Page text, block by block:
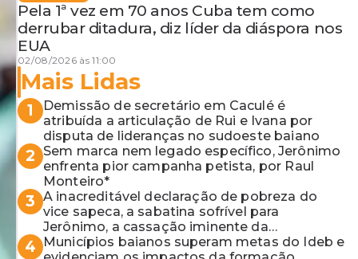
Pela 1ª vez em 70 anos Cuba tem como
derrubar ditadura, diz líder da diáspora nos
EUA
02/08/2026 às 11:00
Mais Lidas
1
Demissão de secretário em Caculé é
atribuída a articulação de Rui e Ivana por
disputa de lideranças no sudoeste baiano
2
Sem marca nem legado específico, Jerônimo
enfrenta pior campanha petista, por Raul
Monteiro*
3 A inacreditável declaração de pobreza do
vice sapeca, a sabatina sofrível para
Jerônimo, a cassação iminente da
desembargadora e a vaga do Quinto para o
4
Municípios baianos superam metas do Ideb e